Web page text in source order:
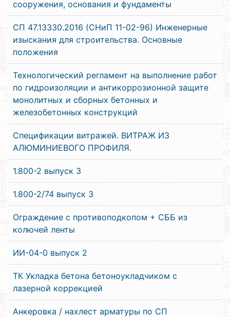
сооружения, основания и фундаменты
СП 47.13330.2016 (СНиП 11-02-96) Инженерные
изыскания для строительства. Основные
положения
Технологический регламент на выполнение работ
по гидроизоляции и антикоррозионной защите
монолитных и сборных бетонных и
железобетонных конструкций
Спецификации витражей. ВИТРАЖ ИЗ
АЛЮМИНИЕВОГО ПРОФИЛЯ.
1.800-2 выпуск 3
1.800-2/74 выпуск 3
Ограждение с противоподкопом + СББ из
колючей ленты
ИИ-04-0 выпуск 2
ТК Укладка бетона бетоноукладчиком с
лазерной коррекцией
Анкеровка / нахлест арматуры по СП